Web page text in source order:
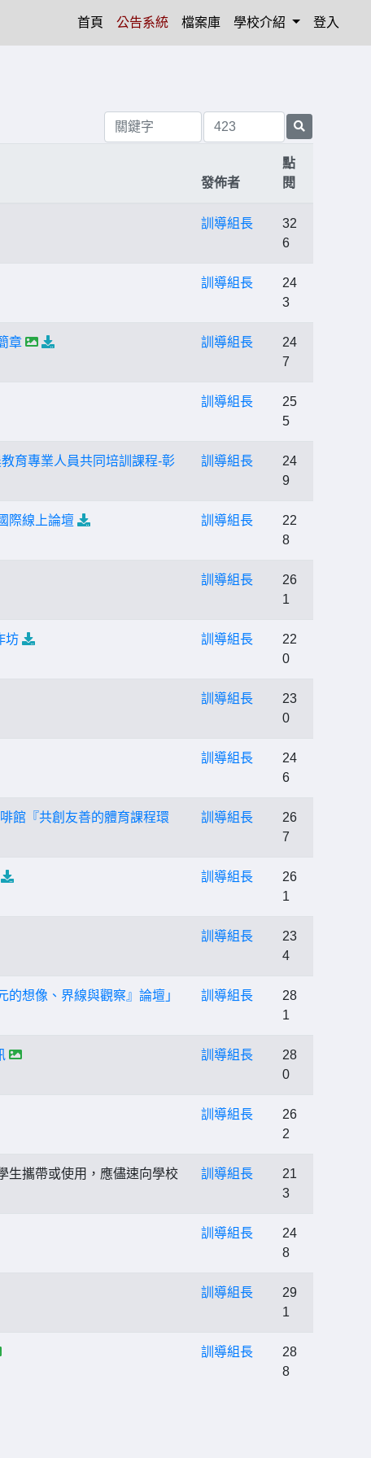
首頁 (current)
公告系統 檔案庫 學校介紹 登入
發佈者
點
閱
訓導組長
32
6
訓導組長
24
3
章 訓導組長
24
7
訓導組長
25
5
育專業人員共同培訓課程-彰
訓導組長
24
9
際線上論壇 訓導組長
22
8
訓導組長
26
1
坊 訓導組長
22
0
訓導組長
23
0
訓導組長
24
6
館『共創友善的體育課程環
訓導組長
26
7
訓導組長
26
1
訓導組長
23
4
想像、界線與觀察』論壇」 訓導組長
28
1
訓導組長
28
0
訓導組長
26
2
生攜帶或使用，應儘速向學校
訓導組長
21
3
訓導組長
24
8
訓導組長
29
1
訓導組長
28
8